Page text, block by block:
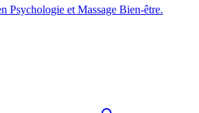
Psychologie et Massage Bien-être.